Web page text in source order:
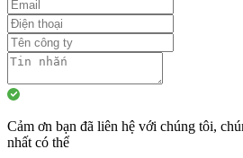
Cảm ơn bạn đã liên hệ với chúng tôi,
nhất có thể